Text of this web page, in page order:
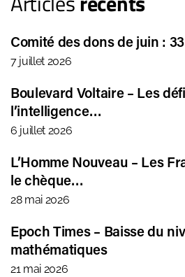
Comité des dons de juin :
7 juillet 2026
Boulevard Voltaire – Les
l’intelligence…
6 juillet 2026
L’Homme Nouveau – Les
le chèque…
28 mai 2026
Epoch Times – Baisse du
mathématiques
21 mai 2026